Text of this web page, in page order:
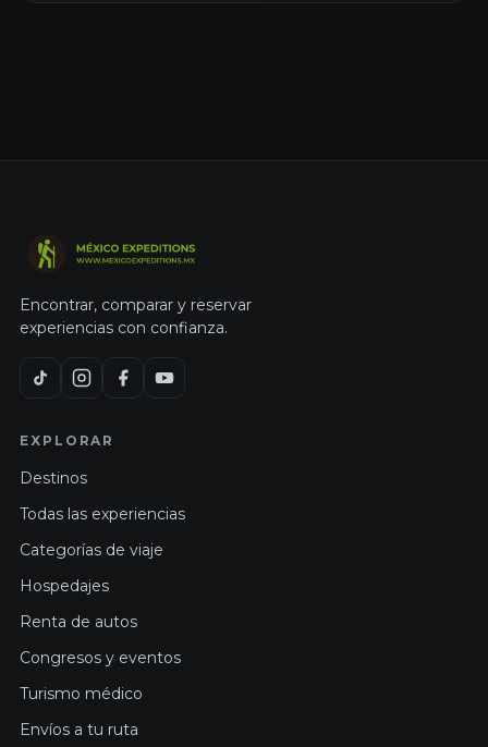
Encontrar, comparar y reservar
experiencias con confianza.
EXPLORAR
Destinos
Todas las experiencias
Categorías de viaje
Hospedajes
Renta de autos
Congresos y eventos
Turismo médico
Envíos a tu ruta